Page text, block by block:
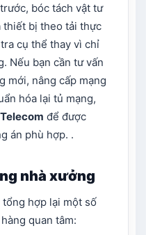
bóc tách vật tư
thiết bị theo tải thực
cụ thể thay vì chỉ
Nếu bạn cần tư vấn
mới, nâng cấp mạng
hóa lại tủ mạng,
để được
án phù hợp. .
nhà xưởng
hợp lại một số
quan tâm: